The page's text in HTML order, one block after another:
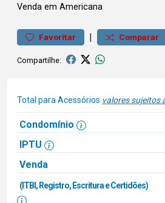
Venda em Americana
Favoritar | Comparar
Compartilhe:
Total para Acessórios valores sujeitos
Condomínio
IPTU
Venda
(ITBI, Registro, Escritura e Certidões)